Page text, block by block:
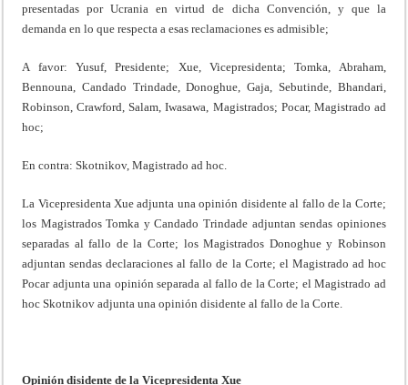
presentadas por Ucrania en virtud de dicha Convención, y que la
demanda en lo que respecta a esas reclamaciones es admisible;
A favor: Yusuf, Presidente; Xue, Vicepresidenta; Tomka, Abraham,
Bennouna, Candado Trindade, Donoghue, Gaja, Sebutinde, Bhandari,
Robinson, Crawford, Salam, Iwasawa, Magistrados; Pocar, Magistrado ad
hoc;
En contra: Skotnikov, Magistrado ad hoc.
La Vicepresidenta Xue adjunta una opinión disidente al fallo de la Corte;
los Magistrados Tomka y Candado Trindade adjuntan sendas opiniones
separadas al fallo de la Corte; los Magistrados Donoghue y Robinson
adjuntan sendas declaraciones al fallo de la Corte; el Magistrado ad hoc
Pocar adjunta una opinión separada al fallo de la Corte; el Magistrado ad
hoc Skotnikov adjunta una opinión disidente al fallo de la Corte.
Opinión disidente de la Vicepresidenta Xue